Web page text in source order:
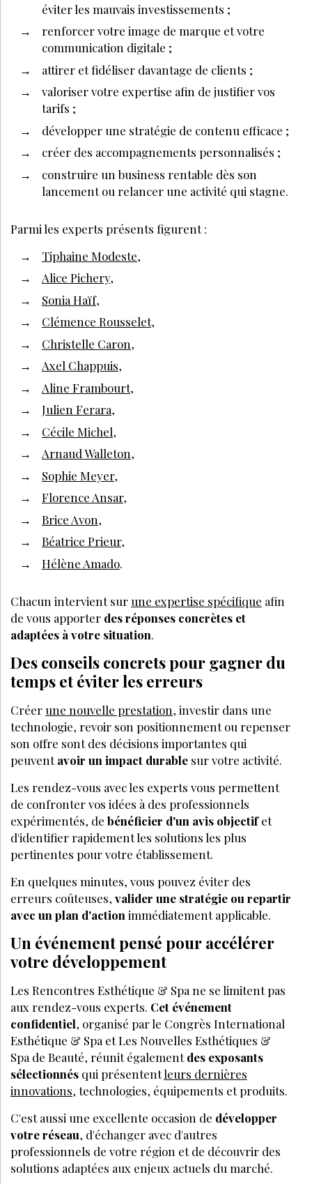
éviter les mauvais investissements ;
renforcer votre image de marque et votre
communication digitale ;
attirer et fidéliser davantage de clients ;
valoriser votre expertise afin de justifier vos
tarifs ;
développer une stratégie de contenu efficace ;
créer des accompagnements personnalisés ;
construire un business rentable dès son
lancement ou relancer une activité qui stagne.
Parmi les experts présents figurent :
Tiphaine Modeste,
Alice Pichery,
Sonia Haïf,
Clémence Rousselet,
Christelle Caron,
Axel Chappuis,
Aline Frambourt,
Julien Ferara,
Cécile Michel,
Arnaud Walleton,
Sophie Meyer,
Florence Ansar,
Brice Avon,
Béatrice Prieur,
Hélène Amado.
Chacun intervient sur une expertise spécifique afin
de vous apporter des réponses concrètes et
adaptées à votre situation.
Des conseils concrets pour gagner du
temps et éviter les erreurs
Créer une nouvelle prestation, investir dans une
technologie, revoir son positionnement ou repenser
son offre sont des décisions importantes qui
peuventavoir un impact durable sur votre activité.
Les rendez-vous avec les experts vous permettent
de confronter vos idées à des professionnels
expérimentés, de bénéficier d'un avis objectifet
d'identifier rapidement les solutions les plus
pertinentes pour votre établissement.
En quelques minutes, vous pouvez éviter des
erreurs coûteuses, valider une stratégie ou repartir
avec un plan d'action immédiatement applicable.
Un événement pensé pour accélérer
votre développement
Les Rencontres Esthétique & Spa ne se limitent pas
aux rendez-vous experts. Cet événement
confidentiel, organisé par le Congrès International
Esthétique & Spa et Les Nouvelles Esthétiques &
Spa de Beauté, réunit égalementdes exposants
sélectionnés qui présententleurs dernières
innovations, technologies, équipements et produits.
C'est aussi une excellente occasion de développer
votre réseau, d'échanger avec d'autres
professionnels de votre région et de découvrir des
solutions adaptées aux enjeux actuels du marché.